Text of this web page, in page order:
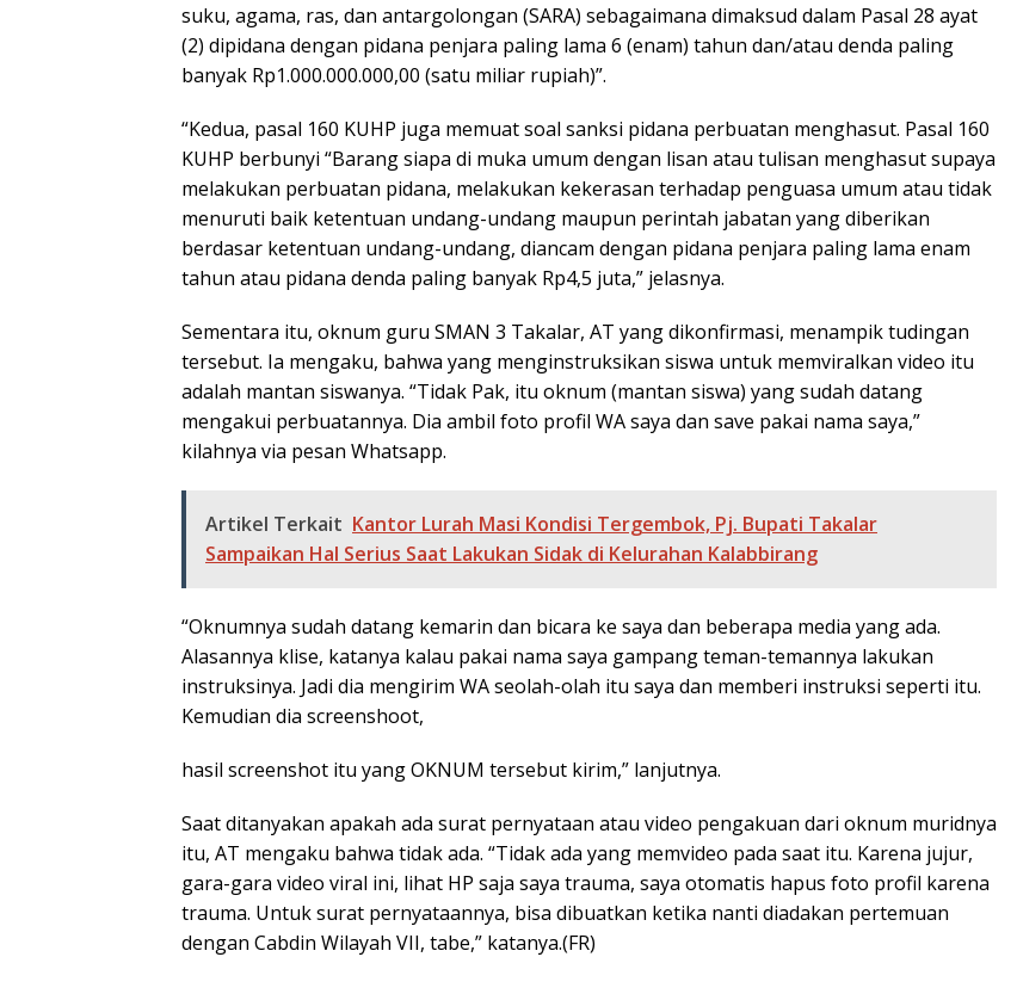
suku, agama, ras, dan antargolongan (SARA) sebagaimana dimaksud dalam Pasal 28 ayat
(2) dipidana dengan pidana penjara paling lama 6 (enam) tahun dan/atau denda paling
banyak Rp1.000.000.000,00 (satu miliar rupiah)”.
“Kedua, pasal 160 KUHP juga memuat soal sanksi pidana perbuatan menghasut. Pasal 160
KUHP berbunyi “Barang siapa di muka umum dengan lisan atau tulisan menghasut supaya
melakukan perbuatan pidana, melakukan kekerasan terhadap penguasa umum atau tidak
menuruti baik ketentuan undang-undang maupun perintah jabatan yang diberikan
berdasar ketentuan undang-undang, diancam dengan pidana penjara paling lama enam
tahun atau pidana denda paling banyak Rp4,5 juta,” jelasnya.
Sementara itu, oknum guru SMAN 3 Takalar, AT yang dikonfirmasi, menampik tudingan
tersebut. Ia mengaku, bahwa yang menginstruksikan siswa untuk memviralkan video itu
adalah mantan siswanya. “Tidak Pak, itu oknum (mantan siswa) yang sudah datang
mengakui perbuatannya. Dia ambil foto profil WA saya dan save pakai nama saya,”
kilahnya via pesan Whatsapp.
Artikel Terkait Kantor Lurah Masi Kondisi Tergembok, Pj. Bupati Takalar
Sampaikan Hal Serius Saat Lakukan Sidak di Kelurahan Kalabbirang
“Oknumnya sudah datang kemarin dan bicara ke saya dan beberapa media yang ada.
Alasannya klise, katanya kalau pakai nama saya gampang teman-temannya lakukan
instruksinya. Jadi dia mengirim WA seolah-olah itu saya dan memberi instruksi seperti itu.
Kemudian dia screenshoot,
hasil screenshot itu yang OKNUM tersebut kirim,” lanjutnya.
Saat ditanyakan apakah ada surat pernyataan atau video pengakuan dari oknum muridnya
itu, AT mengaku bahwa tidak ada. “Tidak ada yang memvideo pada saat itu. Karena jujur,
gara-gara video viral ini, lihat HP saja saya trauma, saya otomatis hapus foto profil karena
trauma. Untuk surat pernyataannya, bisa dibuatkan ketika nanti diadakan pertemuan
dengan Cabdin Wilayah VII, tabe,” katanya.(FR)